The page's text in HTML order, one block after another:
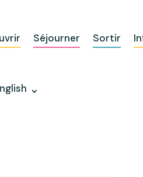
Séjourner Sortir